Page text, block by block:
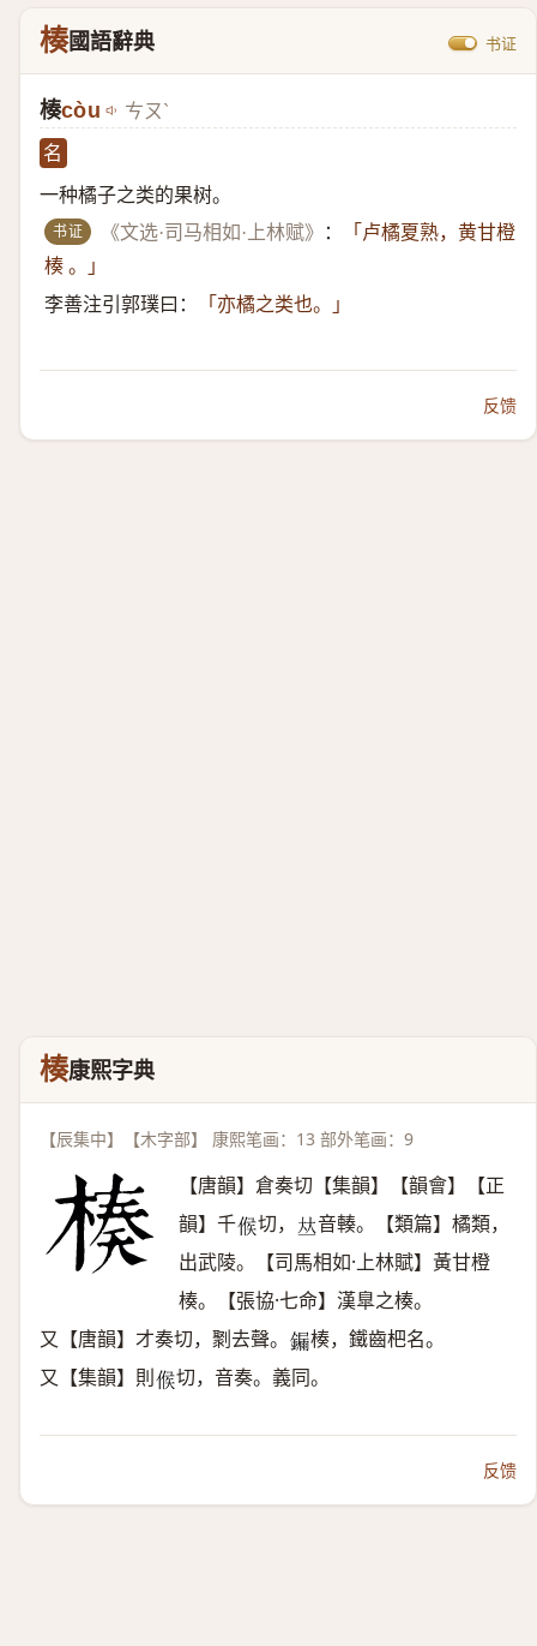
楱國語辭典 书证
楱còu ㄘㄡˋ
名
一种橘子之类的果树。
书证 《文选·司马相如·上林赋》 ：
「卢橘夏熟，黄甘橙
楱 。」
李善注引郭璞曰：
「亦橘之类也。」
反馈
楱康熙字典
【辰集中】【木字部】 康熙笔画：13 部外笔画：9
【唐韻】倉奏切【集韻】【韻會】【正
韻】千𠋫 切， 𠀤音輳。【類篇】橘類，
出武陵。【司馬相如·上林賦】黃甘橙
楱。【張協·七命】漢臯之楱。
又【唐韻】才奏切，㔌去聲。 𨫒 楱，鐵齒杷名。
又【集韻】則𠋫 切，音奏。義同。
反馈